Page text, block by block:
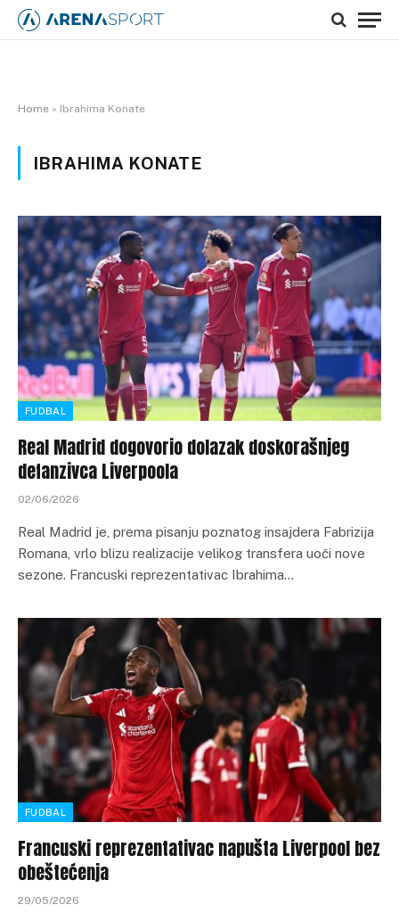
Home » Ibrahima Konate
IBRAHIMA KONATE
FUDBAL
Real Madrid dogovorio dolazak doskorašnjeg
defanzivca Liverpoola
02/06/2026
Real Madrid je, prema pisanju poznatog insajdera Fabrizija
Romana, vrlo blizu realizacije velikog transfera uoči nove
sezone. Francuski reprezentativac Ibrahima…
FUDBAL
Francuski reprezentativac napušta Liverpool bez
obeštećenja
29/05/2026